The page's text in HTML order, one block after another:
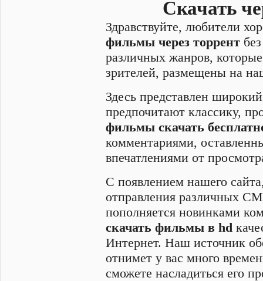
Скачать
Здравствуйте, любители
фильмы через торрент
различных жанров,
зрителей, размещены на
Здесь представлен
предпочитают классику,
фильмы скачать
комментариями,
впечатлениями от
С появлением нашего
отправления различных
пополняется новинками
скачать фильмы в hd
Интернет. Наш источник
отнимет у вас много
сможете насладиться его